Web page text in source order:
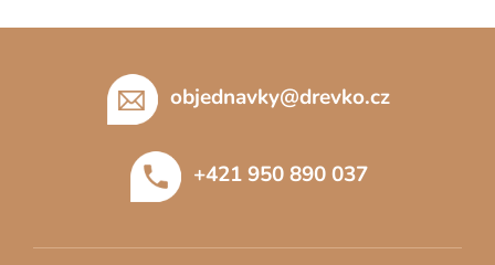
objednavky@drevko.cz
+421 950 890 037